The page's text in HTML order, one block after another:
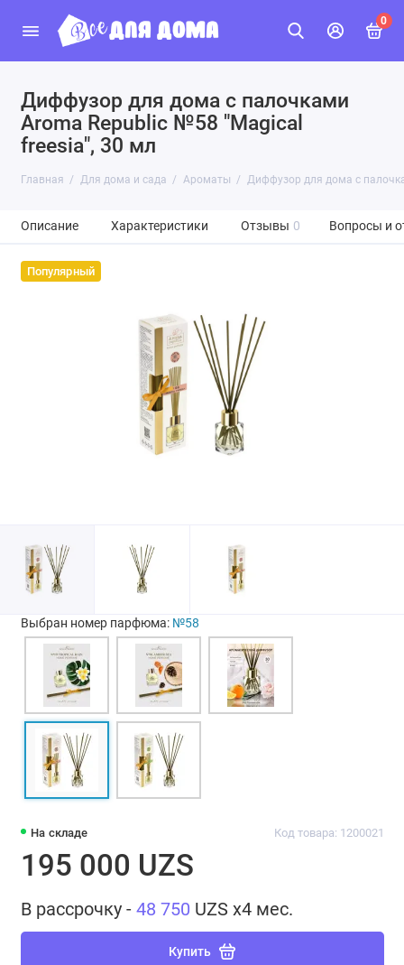
0
Диффузор для дома с палочками
Aroma Republic №58 "Magical
freesia", 30 мл
Главная Для дома и сада Ароматы Диффузор для дома с
Описание Характеристики Отзывы 0 Вопросы и
Популярный
На складе Код товара: 1200021
195 000 UZS
В рассрочку - 48 750 UZS x4 мес.
Купить
Выбран номер парфюма: №58